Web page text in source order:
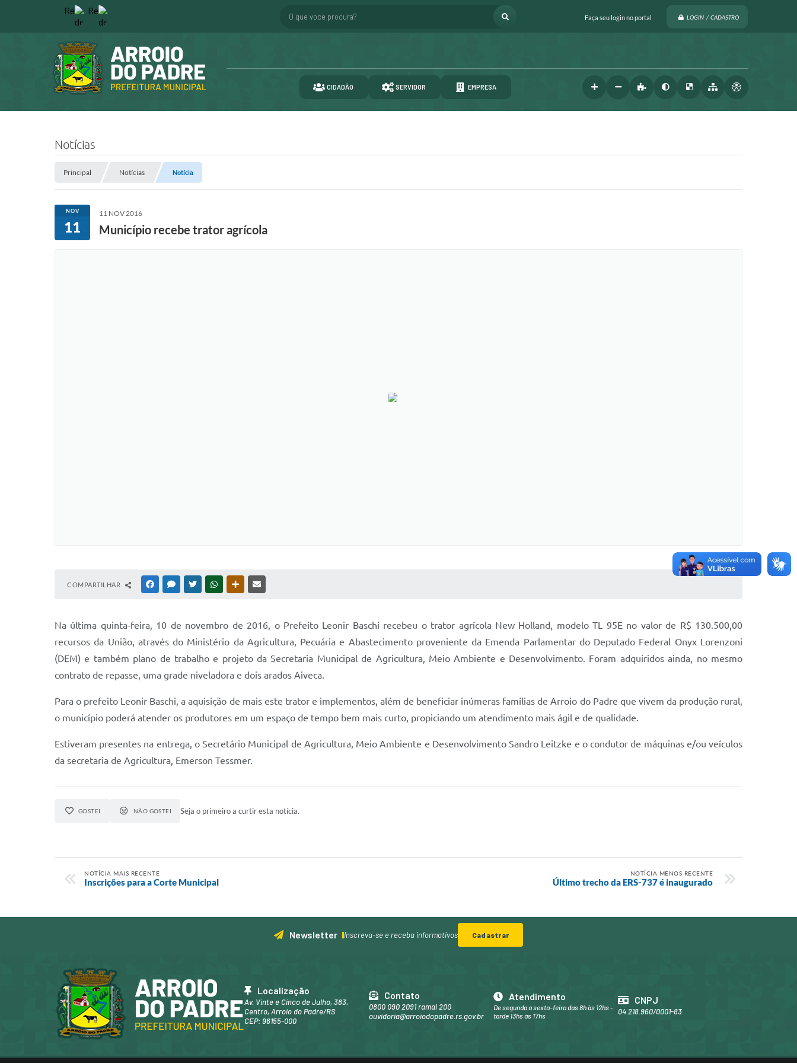
Faça seu login no portal LOGIN / CADASTRO
O que voce procura?
CIDADÃO SERVIDOR EMPRESA
Notícias
Principal Notícias Notícia
NOV
11
11 NOV 2016
Município recebe trator agrícola
COMPARTILHAR FACEBOOKMESSENGER
TWITTERWHATSAPPOUTRAS MÍDIAS
Na última quinta-feira, 10 de novembro de 2016, o Prefeito Leonir Baschi recebeu o trator agrícola New Holland, modelo TL 95E no valor de R$ 130.500,00
recursos da União, através do Ministério da Agricultura, Pecuária e Abastecimento proveniente da Emenda Parlamentar do Deputado Federal Onyx Lorenzoni
(DEM) e também plano de trabalho e projeto da Secretaria Municipal de Agricultura, Meio Ambiente e Desenvolvimento. Foram adquiridos ainda, no mesmo
contrato de repasse, uma grade niveladora e dois arados Aiveca.
Para o prefeito Leonir Baschi, a aquisição de mais este trator e implementos, além de beneficiar inúmeras famílias de Arroio do Padre que vivem da produção rural,
o município poderá atender os produtores em um espaço de tempo bem mais curto, propiciando um atendimento mais ágil e de qualidade.
Estiveram presentes na entrega, o Secretário Municipal de Agricultura, Meio Ambiente e Desenvolvimento Sandro Leitzke e o condutor de máquinas e/ou veículos
da secretaria de Agricultura, Emerson Tessmer.
GOSTEI NÃO GOSTEI Seja o primeiro a curtir esta notícia.
NOTÍCIA MAIS RECENTE
Inscrições para a Corte Municipal
NOTÍCIA MENOS RECENTE
Último trecho da ERS-737 é inaugurado
Newsletter Inscreva-se e receba informativos Cadastrar
Localização
Av. Vinte e Cinco de Julho, 383,
Centro, Arroio do Padre/RS
CEP: 96155-000
Contato
0800 090 2091 ramal 200
ouvidoria@arroiodopadre.rs.gov.br
Atendimento
De segunda a sexta-feira das 8h às 12hs -
tarde 13hs às 17hs
CNPJ
04.218.960/0001-83